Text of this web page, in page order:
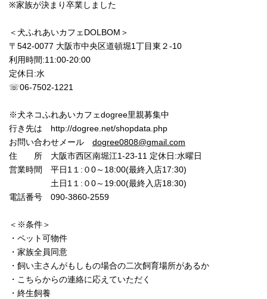
※家族が決まり卒業しました
＜犬ふれあいカフェDOLBOM＞
〒542-0077 大阪市中央区道頓堀1丁目東２-10
利用時間:11:00‐20:00
定休日:水
☏06-7502-1221
※犬ネコふれあいカフェdogree里親募集中
行き先は http://dogree.net/shopdata.php
お問い合わせメール dogree0808@gmail.com
住 所 大阪市西区南堀江1-23-11 定休日:水曜日
営業時間 平日1１:０0～18:00(最終入店17:30)
土日1１:０0～19:00(最終入店18:30)
電話番号 090-3860-2559
＜※条件＞
・ペット可物件
・家族全員同意
・飼い主さんがもしもの場合の二次飼育場所があるか
・こちらからの連絡に応えていただく
・終生飼養